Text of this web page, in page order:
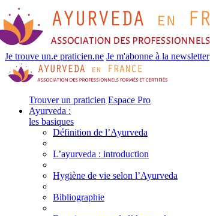
Je trouve un.e praticien.ne Je m'abonne à la newsletter
Trouver un praticien Espace Pro
Ayurveda :
les basiques
Définition de l’Ayurveda
L’ayurveda : introduction
Hygiène de vie selon l’Ayurveda
Bibliographie